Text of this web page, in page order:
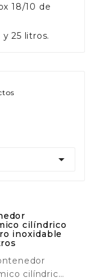
18/10 de
y 25 litros.

cilíndrico
inoxidable
cilíndrico